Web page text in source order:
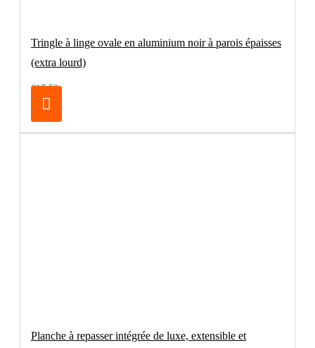
Tringle à linge ovale en aluminium noir à parois épaisses
(extra lourd)
€17.50
Planche à repasser intégrée de luxe, extensible et